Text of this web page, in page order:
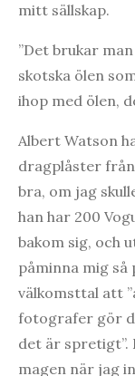
mitt sällskap.
”Det brukar
skotska ölen
ihop med ölen,
Albert Watson
dragplåster
bra, om jag
han har 200
bakom sig, och
påminna mig
välkomsttal att
fotografer gör
det är spretigt”.
magen när jag